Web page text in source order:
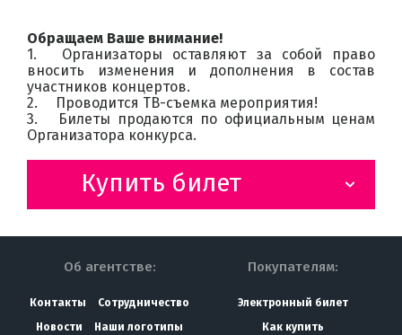
Обращаем Ваше внимание!
1.
Организаторы оставляют за собой право
вносить изменения и дополнения в состав
участников концертов.
2.
Проводится ТВ-съемка мероприятия!
3.
Билеты продаются по официальным ценам
Организатора конкурса.
Купить билет
Об агентстве:
Контакты
Сотрудничество
Новости
Наши логотипы
Покупателям:
Электронный билет
Как купить